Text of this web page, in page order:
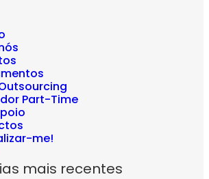
Part-Time
me!
mais recentes